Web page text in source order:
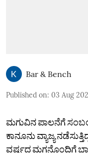
Bar & Bench
Published on: 03 Aug
ಮಗುವಿನ ಪಾಲನೆಗೆ
ಕಾನೂನು ವ್ಯಾಜ್ಯ
ವರ್ಷದ ಮಗನೊಂದಿಗೆ